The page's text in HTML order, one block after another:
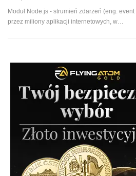
Moduł Node.js - strumień zdarzeń (eng.
przez miliony aplikacji internetowych, w…